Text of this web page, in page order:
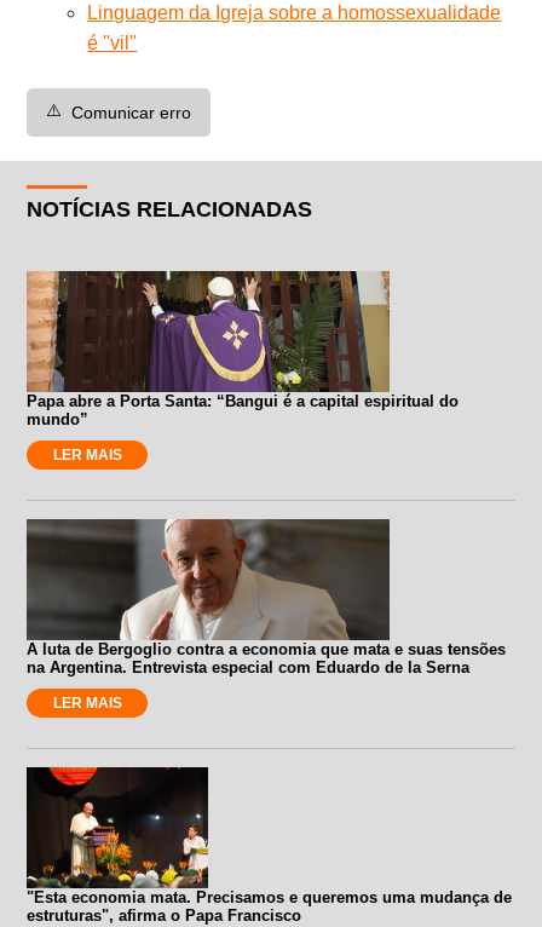
Linguagem da Igreja sobre a homossexualidade
é ''vil''
⚠️ Comunicar erro
NOTÍCIAS RELACIONADAS
Papa abre a Porta Santa: “Bangui é a capital espiritual do
mundo”
LER MAIS
A luta de Bergoglio contra a economia que mata e suas tensões
na Argentina. Entrevista especial com Eduardo de la Serna
LER MAIS
"Esta economia mata. Precisamos e queremos uma mudança de
estruturas", afirma o Papa Francisco